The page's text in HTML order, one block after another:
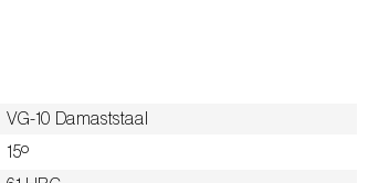
VG-10 Damaststaal
15º